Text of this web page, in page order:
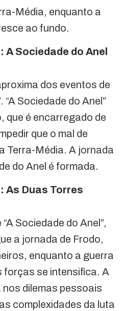
Média, enquanto a
ao fundo.
A Sociedade do Anel
dos eventos de
“A Sociedade do Anel”
que é encarregado de
que o mal de
Terra-Média. A jornada
do Anel é formada.
As Duas Torres
Sociedade do Anel”,
a jornada de Frodo,
enquanto a guerra
forças se intensifica. A
dilemas pessoais
complexidades da luta